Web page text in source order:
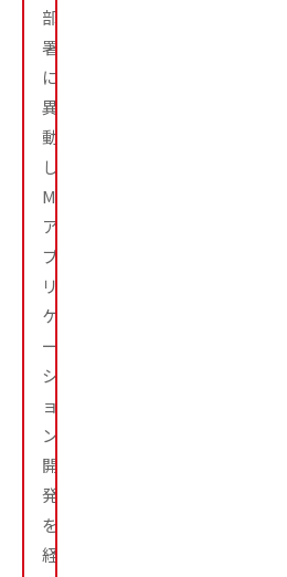
部
署
に
異
動
し、
ML
ア
プ
リ
ケ
ー
シ
ョ
ン
開
発
を
経